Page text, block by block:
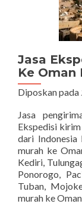
Jasa
Ke Oman
Diposkan pada
Jasa
Ekspedisi
dari
murah ke
Kediri,
Ponorogo,
Tuban,
murah ke